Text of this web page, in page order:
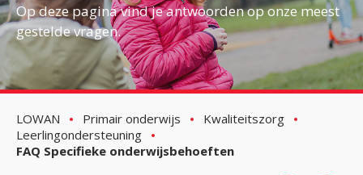
Op deze pagina vind je antwoorden op onze meest
gestelde vragen.
LOWAN Primair onderwijs
Kwaliteitszorg
Leerlingondersteuning
FAQ Specifieke onderwijsbehoeften